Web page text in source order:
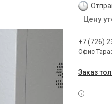
Цену
+7 (726)
Офис
Заказ